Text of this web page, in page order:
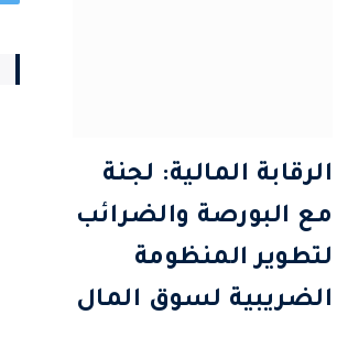
الرقابة المالية: لجنة
مع البورصة والضرائب
لتطوير المنظومة
الضريبية لسوق المال